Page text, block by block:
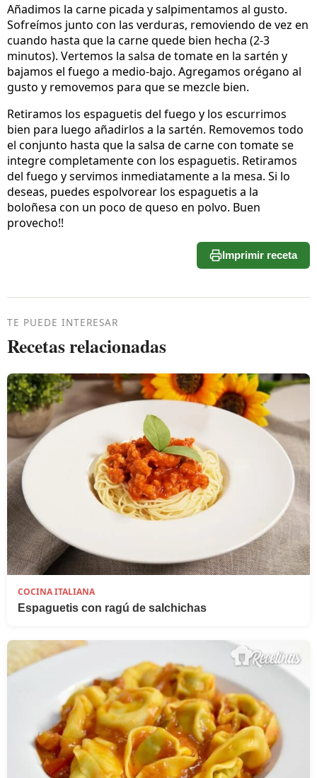
Añadimos la carne picada y salpimentamos al gusto.
Sofreímos junto con las verduras, removiendo de vez en
cuando hasta que la carne quede bien hecha (2-3
minutos). Vertemos la salsa de tomate en la sartén y
bajamos el fuego a medio-bajo. Agregamos orégano al
gusto y removemos para que se mezcle bien.
Retiramos los espaguetis del fuego y los escurrimos
bien para luego añadirlos a la sartén. Removemos todo
el conjunto hasta que la salsa de carne con tomate se
integre completamente con los espaguetis. Retiramos
del fuego y servimos inmediatamente a la mesa. Si lo
deseas, puedes espolvorear los espaguetis a la
boloñesa con un poco de queso en polvo. Buen
provecho!!
Imprimir receta
TE PUEDE INTERESAR
Recetas relacionadas
COCINA ITALIANA
Espaguetis con ragú de salchichas